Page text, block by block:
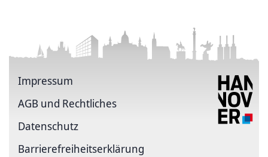
Impressum
AGB und Rechtliches
Datenschutz
Barriere­freiheits­erklärung